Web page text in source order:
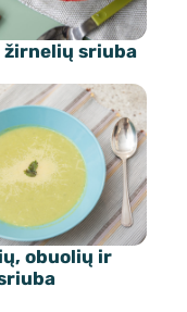
sriuba
obuolių ir